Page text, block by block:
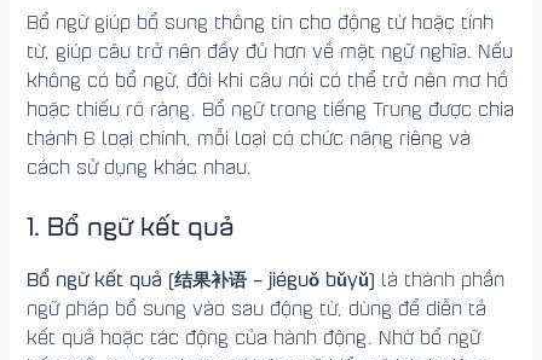
Bổ ngữ giúp bổ sung thông tin cho động từ hoặc tính
từ, giúp câu trở nên đầy đủ hơn về mặt ngữ nghĩa. Nếu
không có bổ ngữ, đôi khi câu nói có thể trở nên mơ hồ
hoặc thiếu rõ ràng. Bổ ngữ trong tiếng Trung được chia
thành 6 loại chính, mỗi loại có chức năng riêng và
cách sử dụng khác nhau.
1. Bổ ngữ kết quả
Bổ ngữ kết quả (结果补语 – jiéguǒ bǔyǔ) là thành phần
ngữ pháp bổ sung vào sau động từ, dùng để diễn tả
kết quả hoặc tác động của hành động. Nhờ bổ ngữ